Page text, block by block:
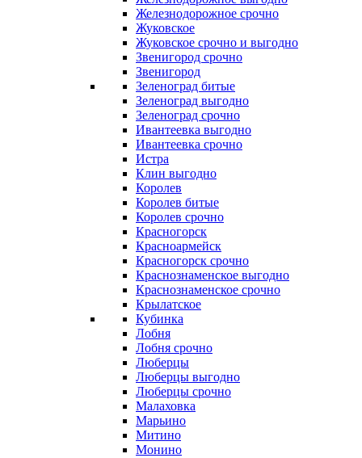
Железнодорожное срочно
Жуковское
Жуковское срочно и выгодно
Звенигород срочно
Звенигород
Зеленоград битые
Зеленоград выгодно
Зеленоград срочно
Ивантеевка выгодно
Ивантеевка срочно
Истра
Клин выгодно
Королев
Королев битые
Королев срочно
Красногорск
Красноармейск
Красногорск срочно
Краснознаменское выгодно
Краснознаменское срочно
Крылатское
Кубинка
Лобня
Лобня срочно
Люберцы
Люберцы выгодно
Люберцы срочно
Малаховка
Марьино
Митино
Монино